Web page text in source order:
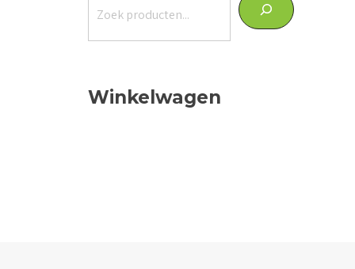
Winkelwagen